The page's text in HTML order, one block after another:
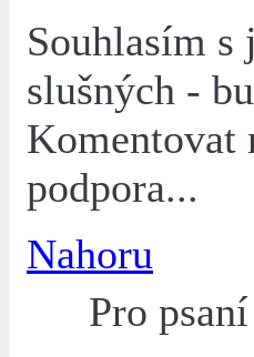
Souhlasím s
slušných -
Komentovat
podpora...
Nahoru
Pro